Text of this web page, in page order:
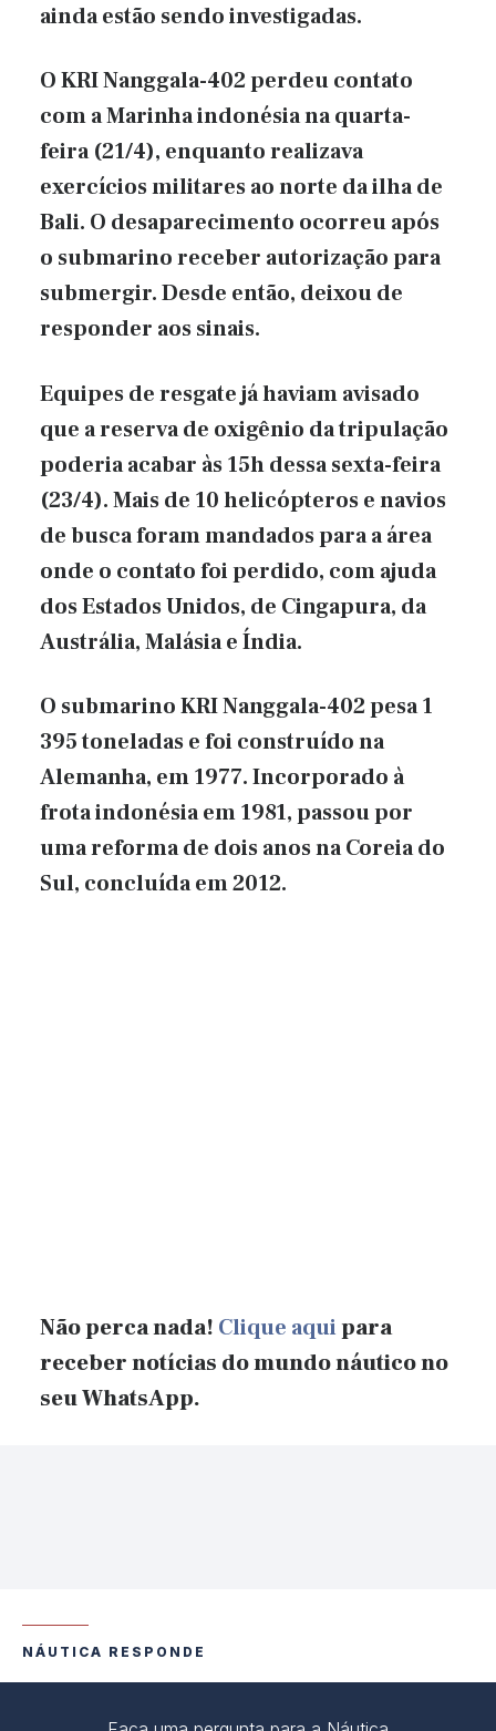
ainda estão sendo investigadas.
O KRI Nanggala-402 perdeu contato
com a Marinha indonésia na quarta-
feira (21/4), enquanto realizava
exercícios militares ao norte da ilha de
Bali. O desaparecimento ocorreu após
o submarino receber autorização para
submergir. Desde então, deixou de
responder aos sinais.
Equipes de resgate já haviam avisado
que a reserva de oxigênio da tripulação
poderia acabar às 15h dessa sexta-feira
(23/4). Mais de 10 helicópteros e navios
de busca foram mandados para a área
onde o contato foi perdido, com ajuda
dos Estados Unidos, de Cingapura, da
Austrália, Malásia e Índia.
O submarino KRI Nanggala-402 pesa 1
395 toneladas e foi construído na
Alemanha, em 1977. Incorporado à
frota indonésia em 1981, passou por
uma reforma de dois anos na Coreia do
Sul, concluída em 2012.
Não perca nada! Clique aquipara
receber notícias do mundo náutico no
seu WhatsApp.
NÁUTICA RESPONDE